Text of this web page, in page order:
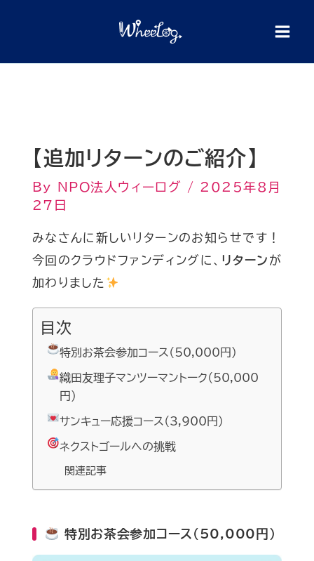
【追加リターンのご紹介】
By NPO法人ウィーログ / 2025年8月
27日
みなさんに新しいリターンのお知らせです！
今回のクラウドファンディングに、 リターン が
加わりました
目次
特別お茶会参加コース（50,000円）
織田友理子マンツーマントーク（50,000
円）
サンキュー応援コース（3,900円）
ネクストゴールへの挑戦
関連記事
特別お茶会参加コース（50,000円）